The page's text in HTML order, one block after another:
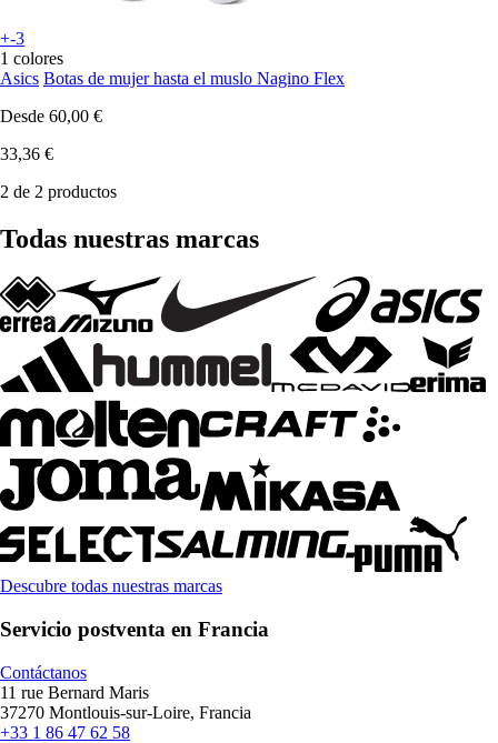
+-3
1 colores
Asics Botas de mujer hasta el muslo Nagino Flex
Desde 60,00 €
33,36 €
2 de 2 productos
Todas nuestras marcas
Descubre todas nuestras marcas
Servicio postventa en Francia
Contáctanos
11 rue Bernard Maris
37270 Montlouis-sur-Loire, Francia
+33 1 86 47 62 58